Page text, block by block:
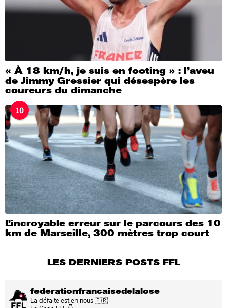
« À 18 km/h, je suis en footing » : l’aveu
de Jimmy Gressier qui désespère les
coureurs du dimanche
10
L’incroyable erreur sur le parcours des 10
km de Marseille, 300 mètres trop court
LES DERNIERS POSTS FFL
federationfrancaisedelalose
La défaite est en nous 🇫🇷